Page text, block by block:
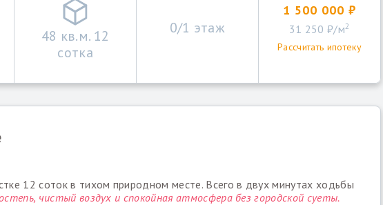
48 кв.м. 12
сотка
0/1 этаж
1 500 000 ₽
31 250 ₽/м2
Рассчитать ипотеку
12 соток в тихом природном месте. Всего в двух минутах ходьбы
чистый воздух и спокойная атмосфера без городской суеты.